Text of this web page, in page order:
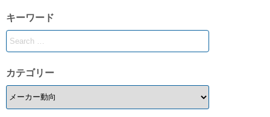
キーワード
カテゴリー